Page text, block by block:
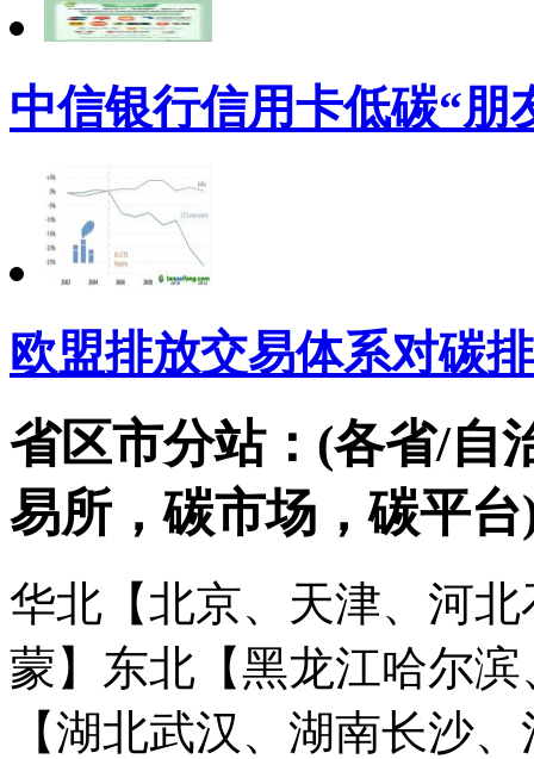
中信银行信用卡低碳“朋
欧盟排放交易体系对碳
省区市分站：(各省/自
易所，碳市场，碳平台
华北【北京、天津、河
蒙】 东北【黑龙江哈尔
【湖北武汉、湖南长沙